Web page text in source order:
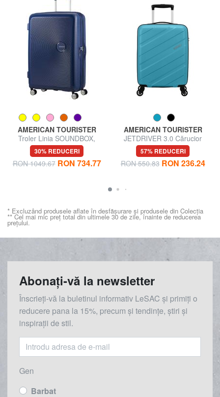
AMERICAN TOURISTER
Troler Linia SOUNDBOX,
dimensiuni mari, extensibilă
30% REDUCERI
RON 1049.67 RON 734.77
AMERICAN TOURISTER
JETDRIVER 3.0 Cărucior
pentru bagaje de mână
57% REDUCERI
RON 550.83 RON 236.24
* Excluzând produsele aflate în desfășurare și produsele din Colecția
** Cel mai mic preț total din ultimele 30 de zile, înainte de reducerea
prețului.
Abonați-vă la newsletter
Înscrieți-vă la buletinul informativ LeSAC și primiți o
reducere pana la 15%, precum și tendințe, știri și
inspirații de stil.
Gen
Barbat